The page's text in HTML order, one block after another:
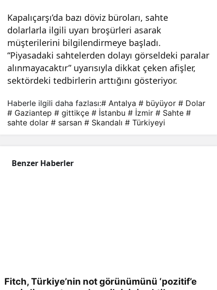
Kapalıçarşı’da bazı döviz büroları, sahte
dolarlarla ilgili uyarı broşürleri asarak
müşterilerini bilgilendirmeye başladı.
“Piyasadaki sahtelerden dolayı görseldeki paralar
alınmayacaktır” uyarısıyla dikkat çeken afişler,
sektördeki tedbirlerin arttığını gösteriyor.
Haberle ilgili daha fazlası:# Antalya # büyüyor # Dolar
# Gaziantep # gittikçe # İstanbu # İzmir # Sahte #
sahte dolar # sarsan # Skandalı # Türkiyeyi
Benzer Haberler
Fitch, Türkiye’nin not görünümünü ‘pozitif’e